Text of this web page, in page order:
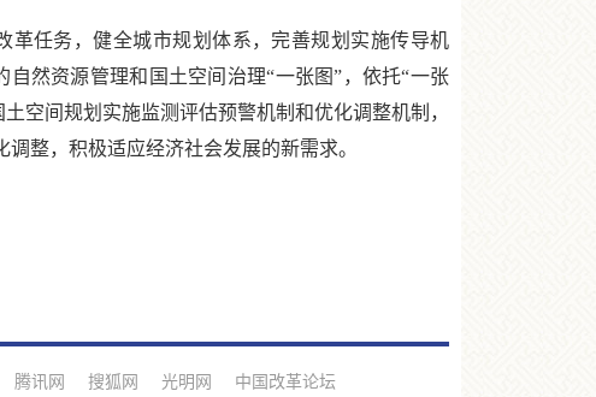
任务，健全城市规划体系，完善规划实施传导机
然资源管理和国土空间治理“一张图”，依托“一张
空间规划实施监测评估预警机制和优化调整机制，
整，积极适应经济社会发展的新需求。
腾讯网 搜狐网 光明网
中国改革论坛